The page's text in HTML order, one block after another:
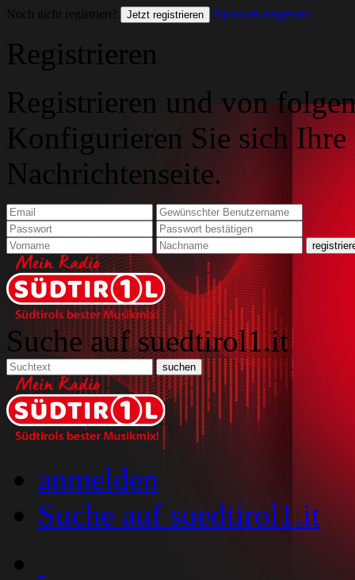
Noch nicht registriert? Jetzt registrieren Passwort vergessen
Registrieren
Registrieren und von
Konfigurieren Sie sich
Nachrichtenseite.
Suche auf suedtirol1.it
anmelden
Suche auf suedtirol1.it